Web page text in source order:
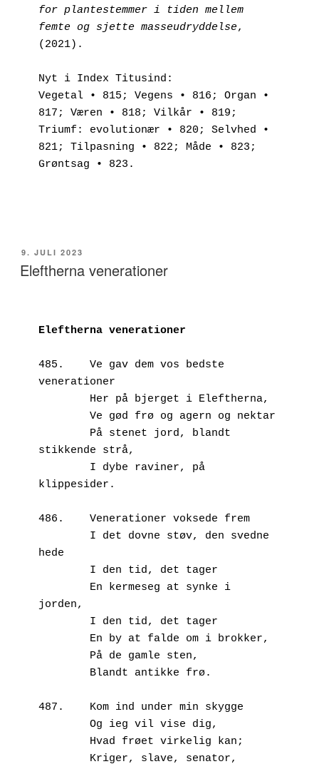
for plantestemmer i tiden mellem
femte og sjette masseudryddelse,
(2021).
Nyt i Index Titusind:
Vegetal • 815; Vegens • 816; Organ •
817; Væren • 818; Vilkår • 819;
Triumf: evolutionær • 820; Selvhed •
821; Tilpasning • 822; Måde • 823;
Grøntsag • 823.
UDGIVET
DEN
9. JULI 2023
Eleftherna venerationer
Eleftherna venerationer
485.	Ve gav dem vos bedste
venerationer
        Her på bjerget i Eleftherna,
        Ve gød frø og agern og nektar
stikkende strå,
klippesider.
486.	Venerationer voksede frem
hede
        I den tid, det tager
jorden,
        I den tid, det tager
        En by at falde om i brokker,
        På de gamle sten,
        Blandt antikke frø.
487.	Kom ind under min skygge
        Og ieg vil vise dig,
        Hvad frøet virkelig kan;